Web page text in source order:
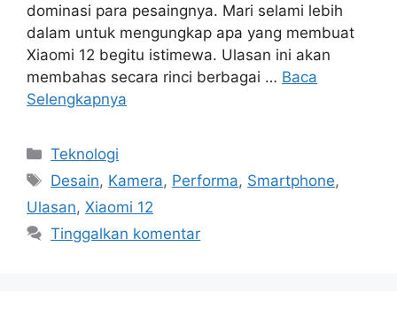
dominasi para pesaingnya. Mari selami lebih
dalam untuk mengungkap apa yang membuat
Xiaomi 12 begitu istimewa. Ulasan ini akan
membahas secara rinci berbagai … Baca
Selengkapnya
Kategori
Teknologi
Tag
Desain, Kamera, Performa, Smartphone,
Ulasan, Xiaomi 12
Tinggalkan komentar